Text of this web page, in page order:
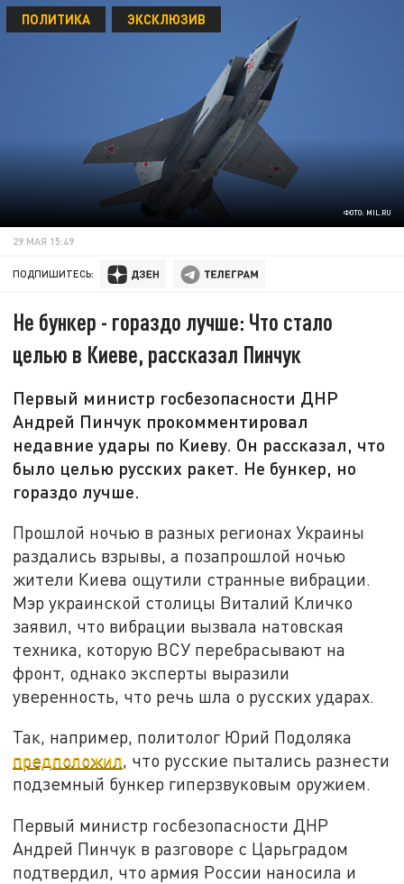
ФОТО: MIL.RU
ПОЛИТИКА ЭКСКЛЮЗИВ
29 МАЯ 15:49
ПОДПИШИТЕСЬ:
Не бункер - гораздо лучше: Что стало
целью в Киеве, рассказал Пинчук
Первый министр госбезопасности ДНР
Андрей Пинчук прокомментировал
недавние удары по Киеву. Он рассказал, что
было целью русских ракет. Не бункер, но
гораздо лучше.
Прошлой ночью в разных регионах Украины
раздались взрывы, а позапрошлой ночью
жители Киева ощутили странные вибрации.
Мэр украинской столицы Виталий Кличко
заявил, что вибрации вызвала натовская
техника, которую ВСУ перебрасывают на
фронт, однако эксперты выразили
уверенность, что речь шла о русских ударах.
Так, например, политолог Юрий Подоляка
предположил, что русские пытались разнести
подземный бункер гиперзвуковым оружием.
Первый министр госбезопасности ДНР
Андрей Пинчук в разговоре с Царьградом
подтвердил, что армия России наносила и